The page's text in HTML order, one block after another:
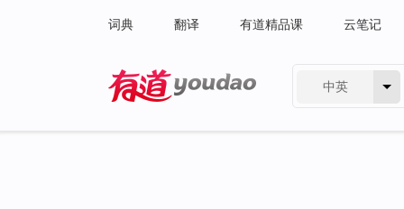
词典 翻译 有道精品课 云笔记
中英